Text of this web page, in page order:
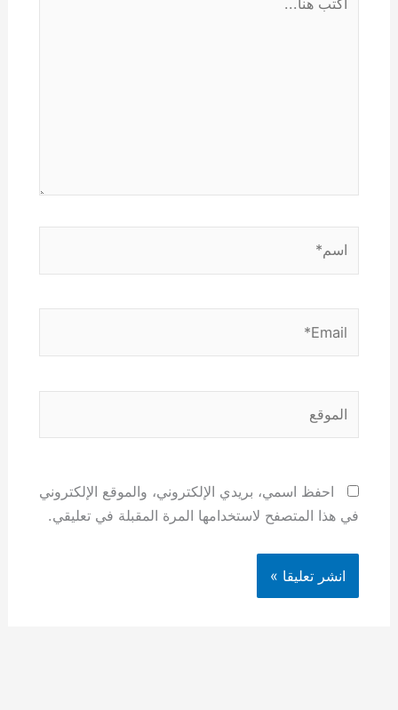
هنا...
احفظ اسمي، بريدي الإلكتروني، والموقع الإلكتروني
في هذا المتصفح لاستخدامها المرة المقبلة في تعليقي.